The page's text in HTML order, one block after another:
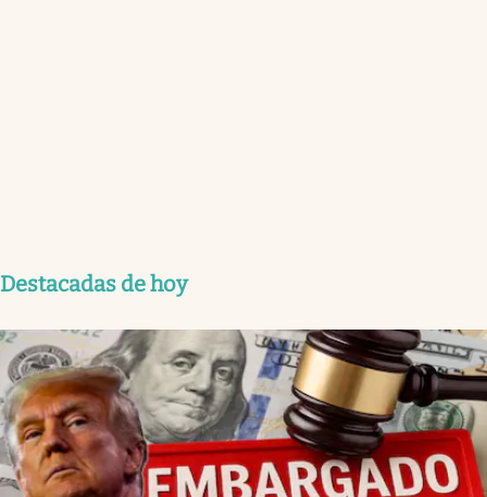
Destacadas de hoy